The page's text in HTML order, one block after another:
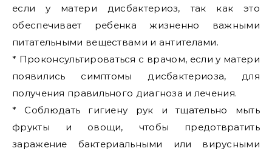
если у матери дисбактериоз, так как это
обеспечивает ребенка жизненно важными
питательными веществами и антителами.
* Проконсультироваться с врачом, если у матери
появились симптомы дисбактериоза, для
получения правильного диагноза и лечения.
* Соблюдать гигиену рук и тщательно мыть
фрукты и овощи, чтобы предотвратить
заражение бактериальными или вирусными